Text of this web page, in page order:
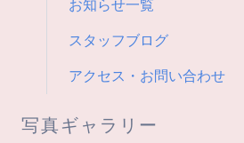
お知らせ一覧
スタッフブログ
アクセス・お問い合わせ
写真ギャラリー